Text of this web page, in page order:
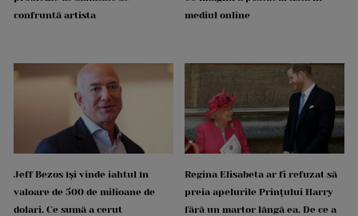
confruntă artista
mediul online
Jeff Bezos își vinde iahtul în
valoare de 500 de milioane de
dolari. Ce sumă a cerut
Regina Elisabeta ar fi refuzat să
preia apelurile Prințului Harry
fără un martor lângă ea. De ce a